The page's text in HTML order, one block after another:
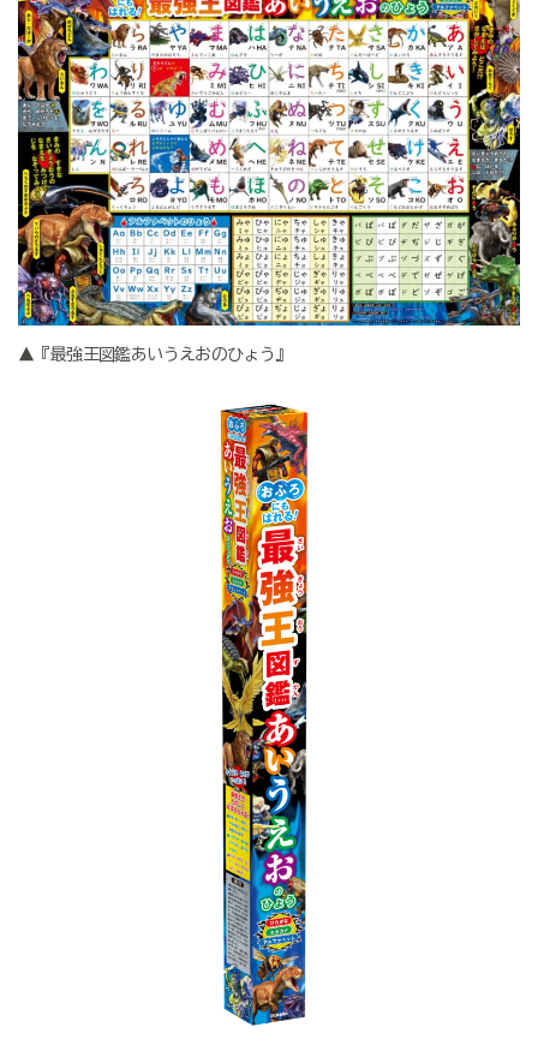
▲『最強王図鑑あいうえおのひょう』